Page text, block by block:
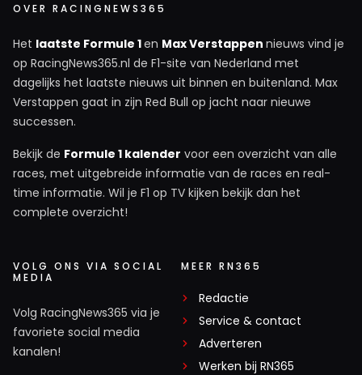
OVER RACINGNEWS365
Het laatste Formule 1en Max Verstappen nieuws vind je
op RacingNews365.nl de F1-site van Nederland met
dagelijks het laatste nieuws uit binnen en buitenland. Max
Verstappen gaat in zijn Red Bull op jacht naar nieuwe
successen.
Bekijk de Formule 1 kalender voor een overzicht van alle
races, met uitgebreide informatie van de races en real-
time informatie. Wil je F1 op TV kijken bekijk dan het
complete overzicht!
VOLG ONS VIA SOCIAL
MEDIA
Volg RacingNews365 via je
favoriete social media
kanalen!
MEER RN365
Redactie
Service & contact
Adverteren
Werken bij RN365